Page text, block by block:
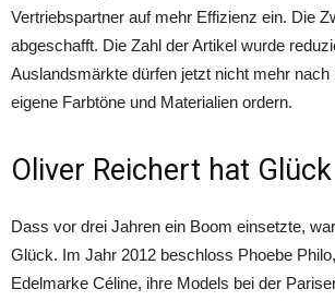
Vertriebspartner auf mehr Effizienz ein. Die
abgeschafft. Die Zahl der Artikel wurde
Auslandsmärkte dürfen jetzt nicht mehr nach
eigene Farbtöne und Materialien ordern.
Oliver Reichert hat Glück
Dass vor drei Jahren ein Boom einsetzte,
Glück. Im Jahr 2012 beschloss Phoebe
Edelmarke Céline, ihre Models bei der